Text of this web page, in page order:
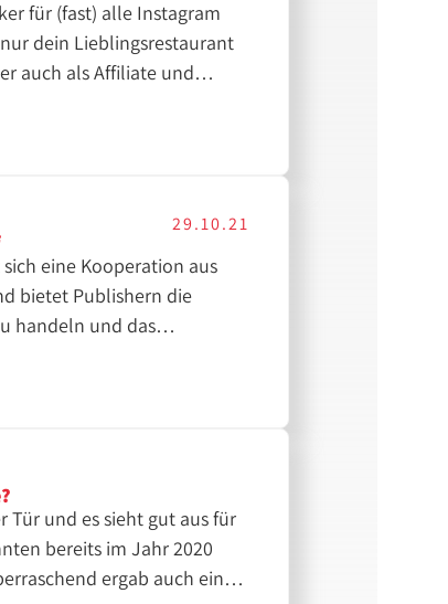
für (fast) alle Instagram
dein Lieblingsrestaurant
auch als Affiliate und
direkt aus
hatten. Diese Schwelle
29.10.21
eine Kooperation aus
bietet Publishern die
handeln und das
weiterhin zu gewährleisten.
Tür und es sieht gut aus für
bereits im Jahr 2020